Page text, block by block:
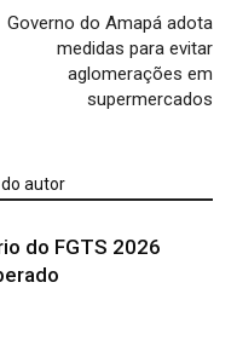
Governo do Amapá adota
medidas para evitar
aglomerações em
supermercados
do autor
do FGTS 2026